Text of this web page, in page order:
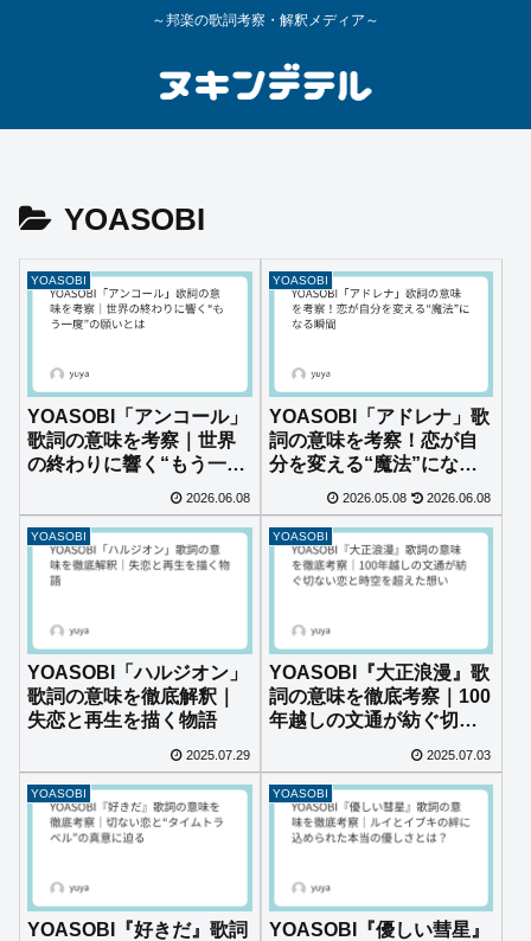
～邦楽の歌詞考察・解釈メディア～
YOASOBI
YOASOBI
YOASOBI「アンコール」
歌詞の意味を考察｜世界
の終わりに響く“もう一
2026.06.08
YOASOBI
YOASOBI「アドレナ」歌
詞の意味を考察！恋が自
分を変える“魔法”になる
2026.05.08 2026.06.08
YOASOBI
YOASOBI「ハルジオン」
歌詞の意味を徹底解釈｜
失恋と再生を描く物語
2025.07.29
YOASOBI
YOASOBI『大正浪漫』歌
詞の意味を徹底考察｜100
年越しの文通が紡ぐ切な
2025.07.03
YOASOBI
YOASOBI『好きだ』歌詞
YOASOBI
YOASOBI『優しい彗星』